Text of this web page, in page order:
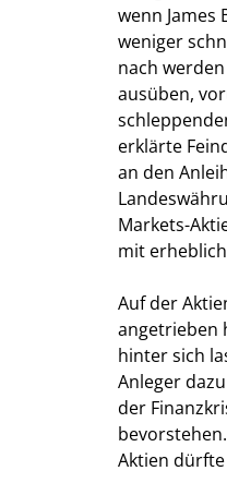
wenn James
weniger
nach
ausüben,
erklärte
an den
Markets-
mit
Auf der
angetrieben
hinter sich
Anleger
der
Aktien